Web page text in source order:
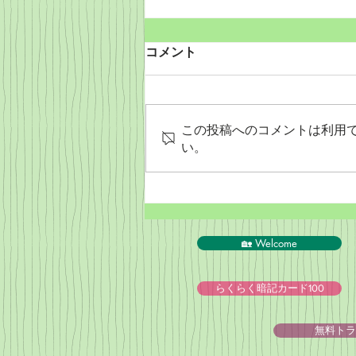
コメント
この投稿へのコメントは利用
い。
🏡 Welcome
らくらく暗記カード100
無料ト